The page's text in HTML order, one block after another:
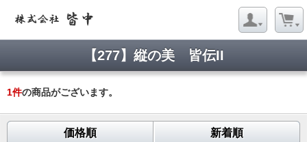
【277】縦の美 皆伝II
1件の商品がございます。
価格順 新着順